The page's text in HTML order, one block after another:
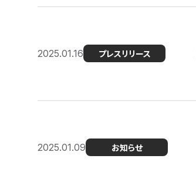
2025.01.16 プレスリリース
2025.01.09 お知らせ